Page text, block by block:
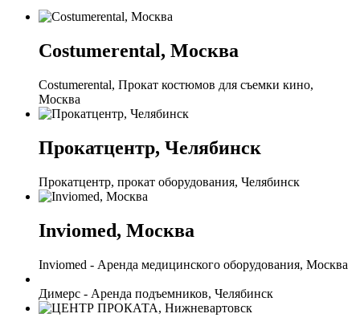
Costumerental, Москва
Costumerental, Прокат костюмов для съемки кино,
Москва
Прокатцентр, Челябинск
Прокатцентр, прокат оборудования, Челябинск
Inviomed, Москва
Inviomed - Аренда медицинского оборудования, Москва
Димерс - Аренда подъемников, Челябинск